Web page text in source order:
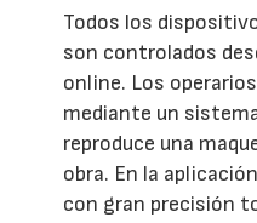
Todos los
son controlados
online. Los
mediante un
reproduce una
obra. En la
con gran precisión